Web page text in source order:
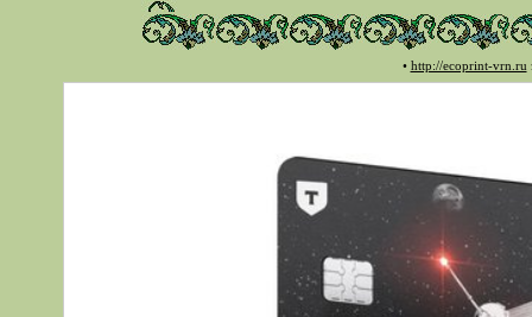
• http://ecoprint-vrn.ru